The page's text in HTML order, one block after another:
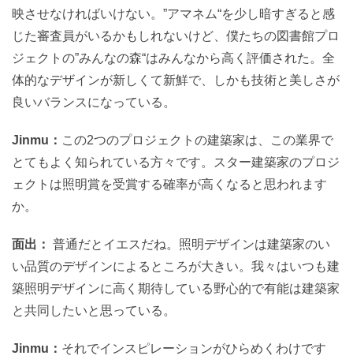
映させなければいけない。”アマネム“を少し暗すぎると感
じた審査員がいるかもしれないけど、僕たちの図書館プロ
ジェクトの”みんなの森“はみんなから高く評価された。全
体的なデザインが新しくて新鮮で、しかも技術と美しさが
良いバランスになっている。
Jinmu： この2つのプロジェクトの建築家は、この業界で
とてもよく知られている方々です。スター建築家のプロジ
ェクトは照明賞を受賞する確率が高くなると思われます
か。
面出： 普通だとイエスだね。照明デザインは建築家のい
い品質のデザインによるところが大きい。我々はいつも建
築照明デザインに高く期待している野心的で有能は建築家
と共同したいと思っている。
Jinmu： それでインスピレーションがひらめくわけです